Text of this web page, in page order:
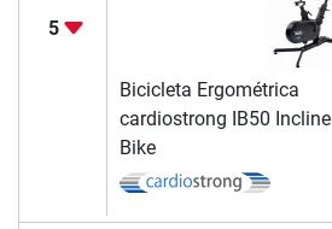
5
Bicicleta Ergométrica
cardiostrong IB50 Incline
Bike